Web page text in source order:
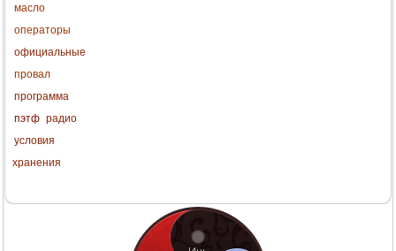
масло
операторы
официальные
провал
программа
пэтф радио
условия
хранения